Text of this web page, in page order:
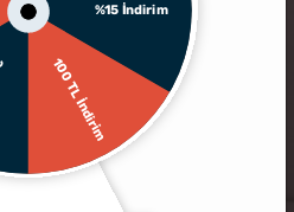
%15 İndirim
100 TL İndirim